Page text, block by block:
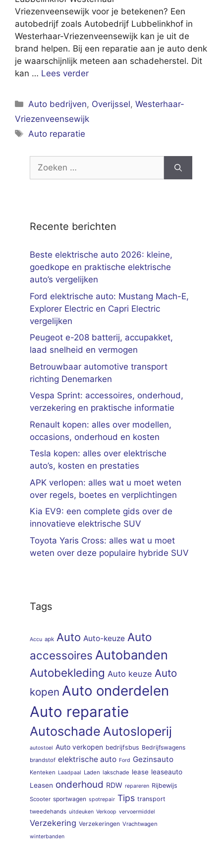
Vriezenveensewijk voor je betekenen? Een
autobedrijf zoals Autobedrijf Lubbelinkhof in
Westerhaar-Vriezenveensewijk kan je uit de
brand helpen. Bij een reparatie aan je auto denk
je waarschijnlijk meteen aan schadeherstel. Dit
kan … Lees verder
Categorieën
Auto bedrijven, Overijssel,Westerhaar-
Vriezenveensewijk
Tags
Auto reparatie
Zoek
Recente berichten
Beste elektrische auto 2026: kleine,
goedkope en praktische elektrische
auto’s vergelijken
Ford elektrische auto: Mustang Mach-E,
Explorer Electric en Capri Electric
vergelijken
Peugeot e-208 batterij, accupakket,
laad snelheid en vermogen
Betrouwbaar automotive transport
richting Denemarken
Vespa Sprint: accessoires, onderhoud,
verzekering en praktische informatie
Renault kopen: alles over modellen,
occasions, onderhoud en kosten
Tesla kopen: alles over elektrische
auto’s, kosten en prestaties
APK verlopen: alles wat u moet weten
over regels, boetes en verplichtingen
Kia EV9: een complete gids over de
innovatieve elektrische SUV
Toyota Yaris Cross: alles wat u moet
weten over deze populaire hybride SUV
Tags
Accu apk Auto Auto-keuze Auto
accessoires Autobanden
Autobekleding Auto keuze Auto
kopen Auto onderdelen
Auto reparatie
Autoschade Autosloperij
autostoel Auto verkopen bedrijfsbus Bedrijfswagens
brandstof elektrische auto Ford Gezinsauto
Kenteken Laadpaal Laden lakschade lease leaseauto
Leasen onderhoud RDW repareren Rijbewijs
Scooter sportwagen spotrepair Tips transport
tweedehands uitdeuken Verkoop vervoermiddel
Verzekering Verzekeringen Vrachtwagen
winterbanden